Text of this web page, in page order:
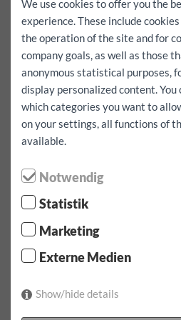
i mnogo više.
Rentacar poduzeće sa preko 100
Efikasne metode reparature
Nema samopridržaja kod
kvaliteta, brzo obavljanje i povoljna
podobno vozilo! Osiguranje je
da se brine o prilagođavanju premija.
Oko 80% svih udubljenja
može reparirati putem
Dakle, ta procedura garantira
Tankoćutnost
Spot-Repair – Nema samopridržaja
Udubljenja prouzrokovana udarom
radionica, želimo da se posvetimo
zatečenoj karoseriji.
We use cookies to offer you the
experience. These include
the operation of the site and for
company goals, as well as those
anonymous statistical purposes,
display personalized content.
which categories you want to
on your settings, all functions of
available.
Notwendig
Statistik
Marketing
Externe Medien
Show/hide details